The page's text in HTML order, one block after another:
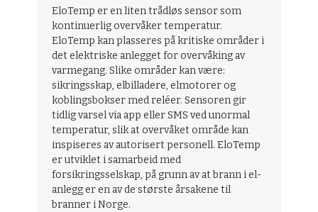
EloTemp er en liten trådløs sensor som
kontinuerlig overvåker temperatur.
EloTemp kan plasseres på kritiske områder i
det elektriske anlegget for overvåking av
varmegang. Slike områder kan være:
sikringsskap, elbilladere, elmotorer og
koblingsbokser med reléer. Sensoren gir
tidlig varsel via app eller SMS ved unormal
temperatur, slik at overvåket område kan
inspiseres av autorisert personell. EloTemp
er utviklet i samarbeid med
forsikringsselskap, på grunn av at brann i el-
anlegg er en av de største årsakene til
branner i Norge.